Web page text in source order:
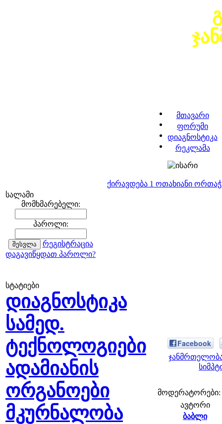
მთავარი
ფორუმი
დიაგნოსტიკა
რეკლამა
ქირავდება 1 ოთახიანი
სალამი
მომხმარებელი:
პაროლი:
რეგისტრაცია
დაგავიწყდათ პაროლი?
სტატიები
დიაგნოსტიკა
სამედ.
ტექნოლოგიები
ადამიანის
ორგანოები
მკურნალობა
Facebook
მოდერატორები:
ავტორი
ბაბლი